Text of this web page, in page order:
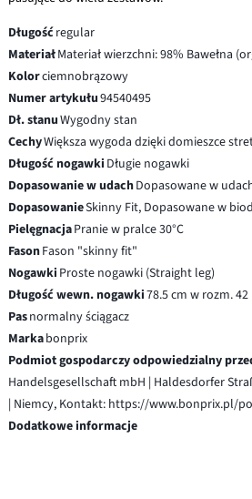
Długośćregular
MateriałMateriał wierzchni: 98% Bawełna
Kolorciemnobrązowy
Numer artykułu94540495
Dł. stanuWygodny stan
CechyWiększa wygoda dzięki domieszce
Długość nogawki Długie nogawki
Dopasowanie w udachDopasowane w
DopasowanieSkinny Fit, Dopasowane w
PielęgnacjaPranie w pralce 30°C
FasonFason "skinny fit"
Nogawki Proste nogawki (Straight leg)
Długość wewn. nogawki78.5 cm w rozm. 42
Pasnormalny ściągacz
Markabonprix
Podmiot gospodarczy odpowiedzialny
Handelsgesellschaft mbH | Haldesdorfer
| Niemcy, Kontakt: https://www.bonprix.pl/
Dodatkowe informacje